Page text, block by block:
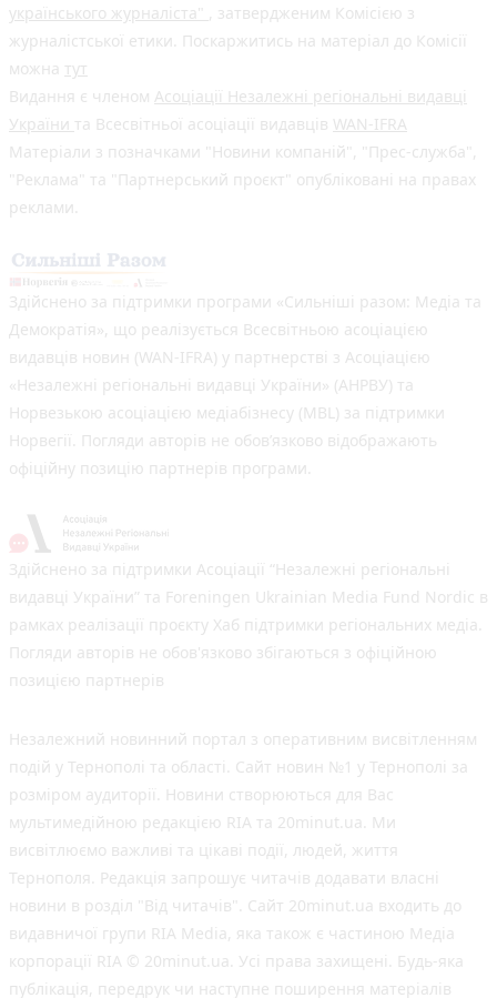
українського журналіста" , затвердженим Комісією з
журналістської етики. Поскаржитись на матеріал до Комісії
можна тут
Видання є членом Асоціації Незалежні регіональні видавці
України та Всесвітньої асоціації видавців WAN-IFRA
Матеріали з позначками "Новини компаній", "Прес-служба",
"Реклама" та "Партнерський проєкт" опубліковані на правах
реклами.
Здійснено за підтримки програми «Сильніші разом: Медіа та
Демократія», що реалізується Всесвітньою асоціацією
видавців новин (WAN-IFRA) у партнерстві з Асоціацією
«Незалежні регіональні видавці України» (АНРВУ) та
Норвезькою асоціацією медіабізнесу (MBL) за підтримки
Норвегії. Погляди авторів не обов’язково відображають
офіційну позицію партнерів програми.
Здійснено за підтримки Асоціації “Незалежні регіональні
видавці України” та Foreningen Ukrainian Media Fund Nordic в
рамках реалізації проєкту Хаб підтримки регіональних медіа.
Погляди авторів не обов'язково збігаються з офіційною
позицією партнерів
Незалежний новинний портал з оперативним висвітленням
подій у Тернополі та області. Сайт новин №1 у Тернополі за
розміром аудиторії. Новини створюються для Вас
мультимедійною редакцією RIA та 20minut.ua. Ми
висвітлюємо важливі та цікаві події, людей, життя
Тернополя. Редакція запрошує читачів додавати власні
новини в розділ "Від читачів". Сайт 20minut.ua входить до
видавничої групи RIA Media, яка також є частиною Медіа
корпорації RIA © 20minut.ua. Усі права захищені. Будь-яка
публiкацiя, передрук чи наступне поширення матеріалів